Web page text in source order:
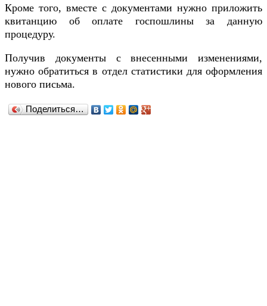
Кроме того, вместе с документами нужно приложить
квитанцию об оплате госпошлины за данную
процедуру.
Получив документы с внесенными изменениями,
нужно обратиться в отдел статистики для оформления
нового письма.
Поделиться…